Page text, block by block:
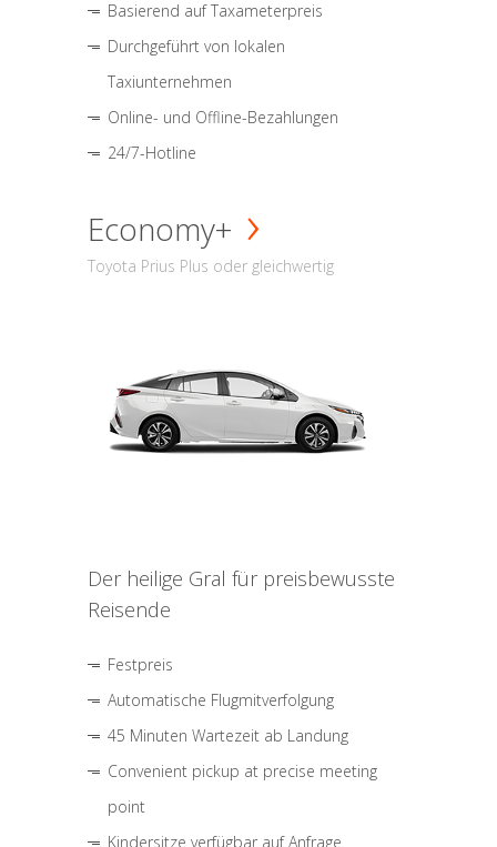
Basierend auf Taxameterpreis
Durchgeführt von lokalen
Taxiunternehmen
Online- und Offline-Bezahlungen
24/7-Hotline
Economy+
Toyota Prius Plus oder gleichwertig
Der heilige Gral für preisbewusste
Reisende
Festpreis
Automatische Flugmitverfolgung
45 Minuten Wartezeit ab Landung
Convenient pickup at precise meeting
point
Kindersitze verfügbar auf Anfrage